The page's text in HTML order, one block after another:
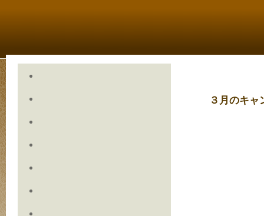
３月のキャ